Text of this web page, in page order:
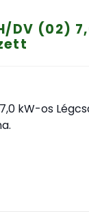
DV (02)
kW-os